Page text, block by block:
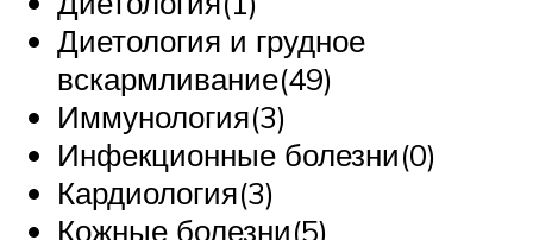
Диетология и грудное
вскармливание(49)
Иммунология(3)
Инфекционные болезни(0)
Кардиология(3)
Кожные болезни(5)